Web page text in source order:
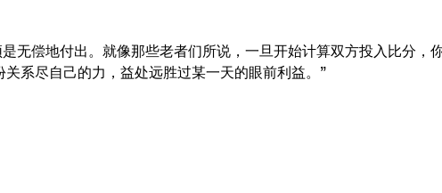
无偿地付出。就像那些老者们所说，一旦开始计算双方投入比分，
系尽自己的力，益处远胜过某一天的眼前利益。”